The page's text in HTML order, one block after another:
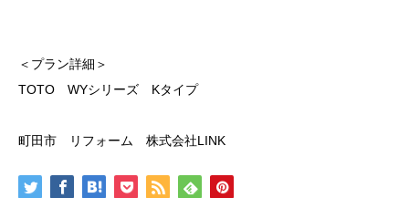
＜プラン詳細＞
TOTO WYシリーズ Kタイプ
町田市 リフォーム 株式会社LINK